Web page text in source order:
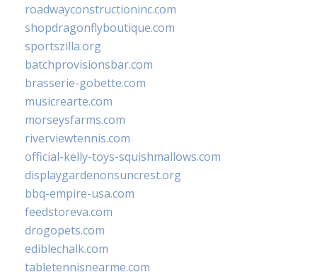
roadwayconstructioninc.com
shopdragonflyboutique.com
sportszilla.org
batchprovisionsbar.com
brasserie-gobette.com
musicrearte.com
morseysfarms.com
riverviewtennis.com
official-kelly-toys-squishmallows.com
displaygardenonsuncrest.org
bbq-empire-usa.com
feedstoreva.com
drogopets.com
ediblechalk.com
tabletennisnearme.com